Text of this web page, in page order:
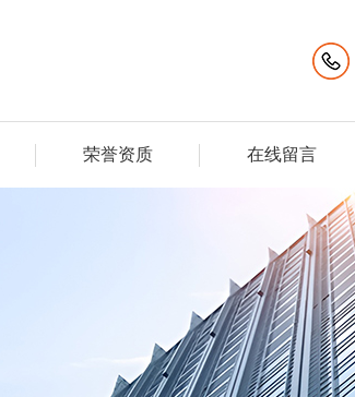
荣誉资质 在线留言